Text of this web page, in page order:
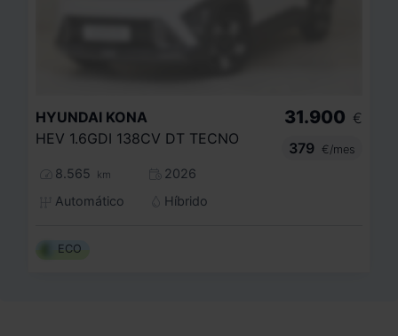
HYUNDAI KONA
HEV 1.6GDI 138CV DT TECNO
8.565 km
2026
Automático
Híbrido
31.900 €
379
€/mes
ECO